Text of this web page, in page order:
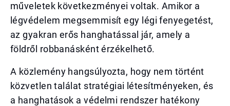
műveletek következményei voltak. Amikor a
légvédelem megsemmisít egy légi fenyegetést,
az gyakran erős hanghatással jár, amely a
földről robbanásként érzékelhető.
A közlemény hangsúlyozta, hogy nem történt
közvetlen találat stratégiai létesítményeken, és
a hanghatások a védelmi rendszer hatékony